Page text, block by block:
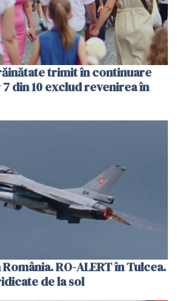
trimit în continuare
din 10 exclud revenirea în
RO-ALERT în Tulcea.
de la sol